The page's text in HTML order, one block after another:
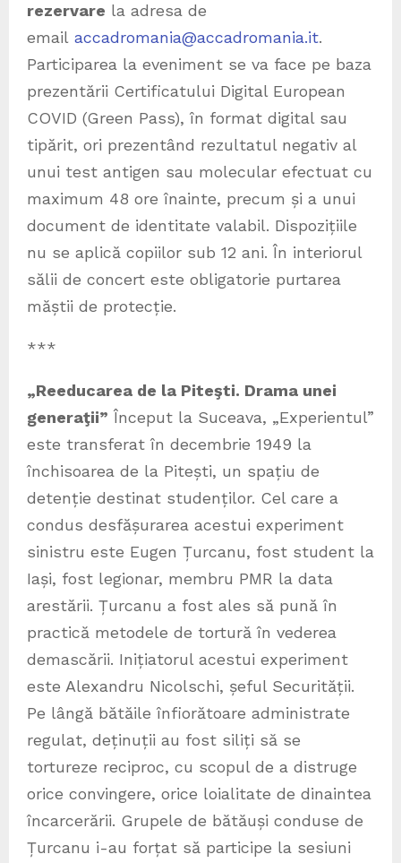
rezervare la adresa de
email accadromania@accadromania.it.
Participarea la eveniment se va face pe baza
prezentării Certificatului Digital European
COVID (Green Pass), în format digital sau
tipărit, ori prezentând rezultatul negativ al
unui test antigen sau molecular efectuat cu
maximum 48 ore înainte, precum și a unui
document de identitate valabil. Dispozițiile
nu se aplică copiilor sub 12 ani. În interiorul
sălii de concert este obligatorie purtarea
măștii de protecție.
***
„Reeducarea de la Piteşti. Drama unei
generaţii” Început la Suceava, „Experientul”
este transferat în decembrie 1949 la
închisoarea de la Pitești, un spațiu de
detenție destinat studenților. Cel care a
condus desfășurarea acestui experiment
sinistru este Eugen Țurcanu, fost student la
Iași, fost legionar, membru PMR la data
arestării. Țurcanu a fost ales să pună în
practică metodele de tortură în vederea
demascării. Inițiatorul acestui experiment
este Alexandru Nicolschi, șeful Securității.
Pe lângă bătăile înfiorătoare administrate
regulat, deținuții au fost siliți să se
tortureze reciproc, cu scopul de a distruge
orice convingere, orice loialitate de dinaintea
încarcerării. Grupele de bătăuși conduse de
Țurcanu i-au forțat să participe la sesiuni